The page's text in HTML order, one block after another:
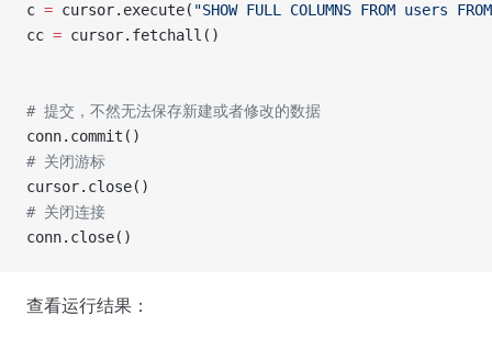
c = cursor.execute( "SHOW FULL COLUMNS FROM users
cc = cursor.fetchall()
# 提交，不然无法保存新建或者修改的数据
conn.commit()
# 关闭游标
cursor.close()
# 关闭连接
conn.close()
查看运行结果：